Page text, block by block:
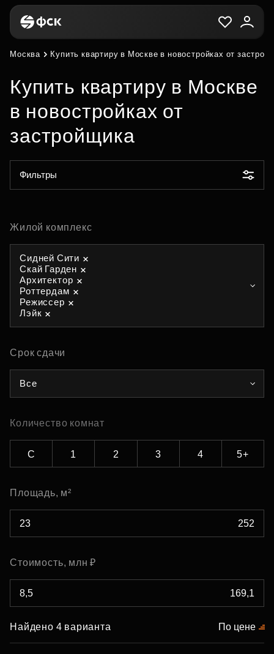
Москва Купить квартиру в Москве в новостройках от
Купить квартиру в Москве
в новостройках от
застройщика
Фильтры
Жилой комплекс
Сидней Сити
Скай Гарден
Архитектор
Роттердам
Режиссер
Лэйк
Срок сдачи
Все
Количество комнат
С 1 2 3 4 5+
Площадь, м²
Стоимость, млн ₽
Найдено 4 варианта По цене